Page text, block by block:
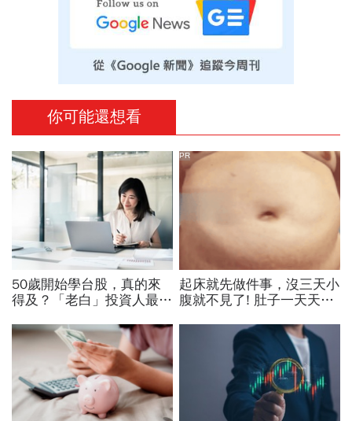
你可能還想看
50歲開始學台股，真的來
得及？「老白」投資人最常
堂建議的入門路徑
起床就先做件事，沒三天小
腹就不見了! 肚子一天天變
PR